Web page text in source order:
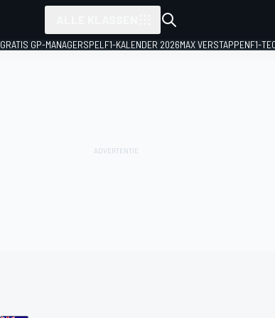
GRATIS GP-MANAGERSPEL F1-KALENDER 2026MAX VERSTAPPENF1-